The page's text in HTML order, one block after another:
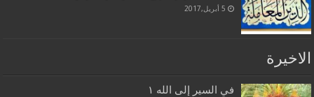
5 أبريل,2017
الاخيرة
في السير إلى الله ١